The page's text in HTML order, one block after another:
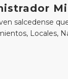
salcedense
Locales,